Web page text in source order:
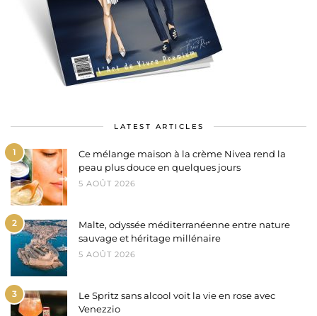
LATEST ARTICLES
1
Ce mélange maison à la crème Nivea rend la
peau plus douce en quelques jours
5 AOÛT 2026
2
Malte, odyssée méditerranéenne entre nature
sauvage et héritage millénaire
5 AOÛT 2026
3
Le Spritz sans alcool voit la vie en rose avec
Venezzio